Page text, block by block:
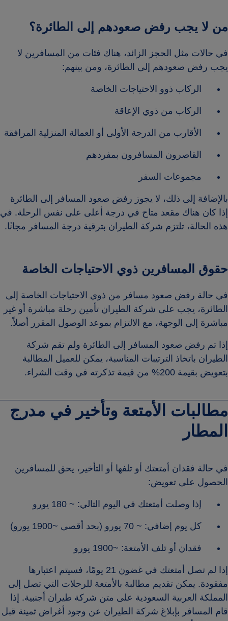
من لا يجب رفض صعودهم إلى الطائرة؟
في حالات مثل الحجز الزائد، هناك فئات من المسافرين لا
يجب رفض صعودهم إلى الطائرة، ومن بينهم:
الركاب ذوو الاحتياجات الخاصة
الركاب من ذوي الإعاقة
الأقارب من الدرجة الأولى أو العمالة المنزلية المرافقة
القاصرون المسافرون بمفردهم
مجموعات السفر
بالإضافة إلى ذلك، لا يجوز رفض صعود المسافر إلى الطائرة
إذا كان هناك مقعد متاح في درجة أعلى على نفس الرحلة. في
هذه الحالة، تلتزم شركة الطيران بترقية درجة المسافر مجانًا.
حقوق المسافرين ذوي الاحتياجات الخاصة
في حالة رفض صعود مسافر من ذوي الاحتياجات الخاصة إلى
الطائرة، يجب على شركة الطيران تأمين رحلة مباشرة أو غير
مباشرة إلى الوجهة، مع الالتزام بموعد الوصول المقرر أصلاً.
إذا تم رفض صعود المسافر إلى الطائرة ولم تقم شركة
الطيران باتخاذ الترتيبات المناسبة، يمكن للعميل المطالبة
بتعويض بقيمة 200% من قيمة تذكرته في وقت الشراء.
مطالبات الأمتعة وتأخير في مدرج
المطار
في حالة فقدان أمتعتك أو تلفها أو التأخير، يحق للمسافرين
الحصول على تعويض:
إذا وصلت أمتعتك في اليوم التالي: ~ 180 يورو
كل يوم إضافي: ~ 70 يورو (بحد أقصى ~1900 يورو)
فقدان أو تلف الأمتعة: ~1900 يورو
إذا لم تصل أمتعتك في غضون 21 يومًا، فسيتم اعتبارها
مفقودة. يمكن تقديم مطالبة بالأمتعة للرحلات التي تصل إلى
المملكة العربية السعودية على متن شركة طيران أجنبية. إذا
قام المسافر بإبلاغ شركة الطيران عن وجود أغراض ثمينة قبل